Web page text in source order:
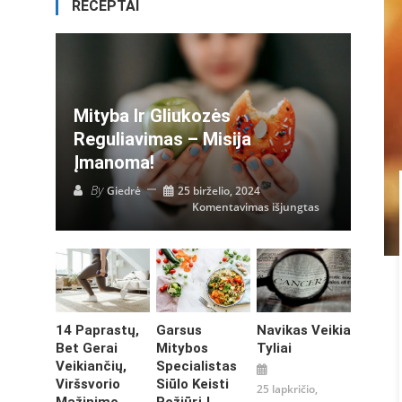
RECEPTAI
Mityba Ir Gliukozės
Reguliavimas – Misija
Įmanoma!
ByGiedrė
25 birželio, 2024
Komentavimas išjungtasįraše
ir
reguliavimas
–
misija
įmanoma!
14 Paprastų,
Bet Gerai
Veikiančių,
Viršsvorio
Garsus
Mitybos
Specialistas
Siūlo Keisti
Navikas Veikia
Tyliai
25 lapkričio,